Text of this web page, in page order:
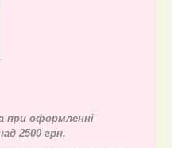
при оформленні
2500 грн.